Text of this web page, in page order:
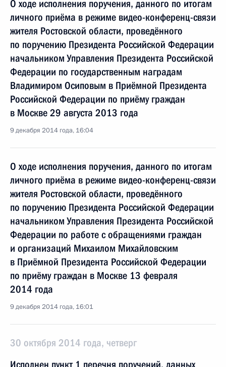
О ходе исполнения поручения, данного по итогам
личного приёма в режиме видео-конференц-связи
жителя Ростовской области, проведённого
по поручению Президента Российской Федерации
начальником Управления Президента Российской
Федерации по государственным наградам
Владимиром Осиповым в Приёмной Президента
Российской Федерации по приёму граждан
в Москве 29 августа 2013 года
9 декабря 2014 года, 16:04
О ходе исполнения поручения, данного по итогам
личного приёма в режиме видео-конференц-связи
жителя Ростовской области, проведённого
по поручению Президента Российской Федерации
начальником Управления Президента Российской
Федерации по работе с обращениями граждан
и организаций Михаилом Михайловским
в Приёмной Президента Российской Федерации
по приёму граждан в Москве 13 февраля
2014 года
9 декабря 2014 года, 16:01
30 октября 2014 года, четверг
Исполнен пункт 1 перечня поручений, данных